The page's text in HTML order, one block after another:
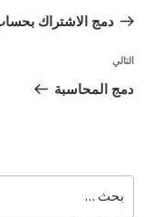
دمج الاشتراك
التالي
دمج المحاسبة